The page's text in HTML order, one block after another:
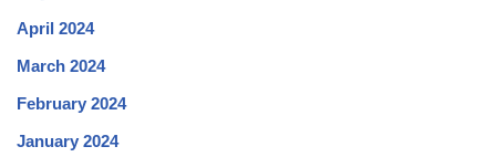
April 2024
March 2024
February 2024
January 2024